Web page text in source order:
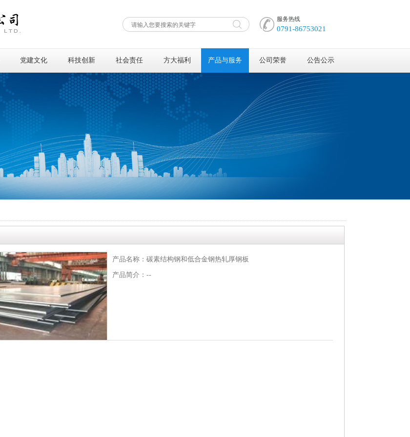
服务热线
0791-86753021
党建文化 科技创新 社会责任 方大福利 产品与服务 公司荣誉 公告公示
产品名称：碳素结构钢和低合金钢热轧厚钢板
产品简介：--